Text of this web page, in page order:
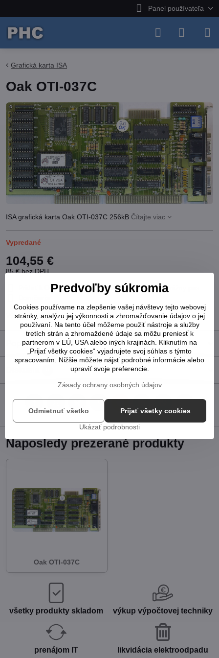
Panel používateľa
Grafická karta ISA
Oak OTI-037C
ISA grafická karta Oak OTI-037C 256kB Čítajte viac
Vypredané
104,55 €
85 €bez DPH
Pridať k Obľúbeným Otázka k produktu
Strážny pes
Výrobca:OAK
Popis
mail
Naposledy prezerané produkty
Oak OTI-037C
všetky produkty skladom výkup výpočtovej techniky
prenájom IT likvidácia elektroodpadu
Predvoľby súkromia
Cookies používame na zlepšenie vašej návštevy tejto webovej
stránky, analýzu jej výkonnosti a zhromažďovanie údajov o jej
používaní. Na tento účel môžeme použiť nástroje a služby
tretích strán a zhromaždené údaje sa môžu preniesť k
partnerom v EÚ, USA alebo iných krajinách. Kliknutím na
„Prijať všetky cookies“ vyjadrujete svoj súhlas s týmto
spracovaním. Nižšie môžete nájsť podrobné informácie alebo
upraviť svoje preferencie.
Zásady ochrany osobných údajov
Ukázať podrobnosti
Prijať všetky cookies
Odmietnuť všetko